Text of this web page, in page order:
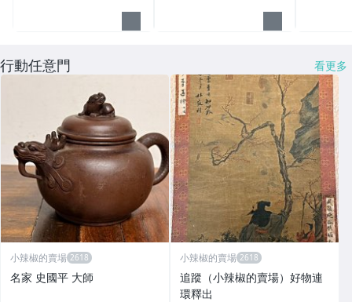
行動任意門 看更多
小辣椒的賣場
名家 史國平 大師
小辣椒的賣場
追蹤（小辣椒的賣場）好物連
環釋出